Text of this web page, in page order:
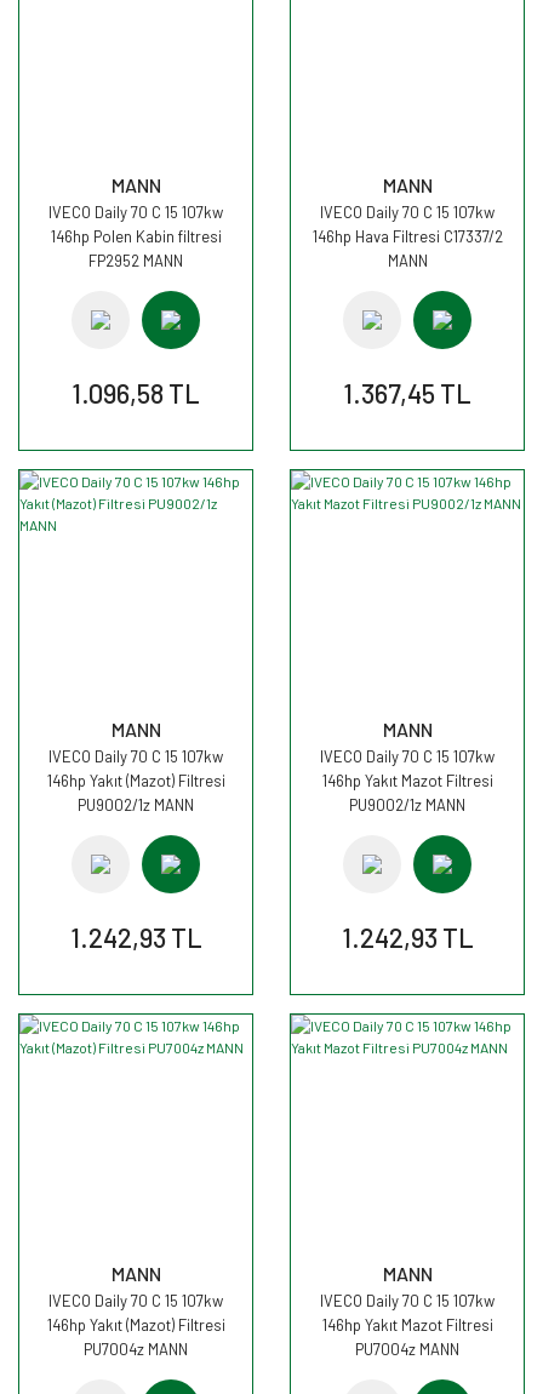
MANN
IVECO Daily 70 C 15 107kw
146hp Polen Kabin filtresi
FP2952 MANN
1.096,58 TL
MANN
IVECO Daily 70 C 15 107kw
146hp Hava Filtresi C17337/2
MANN
1.367,45 TL
MANN
IVECO Daily 70 C 15 107kw
146hp Yakıt (Mazot) Filtresi
PU9002/1z MANN
1.242,93 TL
MANN
IVECO Daily 70 C 15 107kw
146hp Yakıt Mazot Filtresi
PU9002/1z MANN
1.242,93 TL
MANN
IVECO Daily 70 C 15 107kw
146hp Yakıt (Mazot) Filtresi
PU7004z MANN
MANN
IVECO Daily 70 C 15 107kw
146hp Yakıt Mazot Filtresi
PU7004z MANN